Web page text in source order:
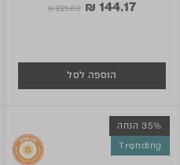
₪ 144.17
Price reduced from
₪ 221.80
to
הוספה לסל
Trending
35% הנחה